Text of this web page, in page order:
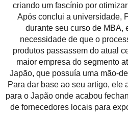
criando um fascínio por
Após conclui a universidade,
durante seu curso de MBA,
necessidade de que o
produtos passassem do atual
maior empresa do segmento
Japão, que possuía uma mão-
Para dar base ao seu artigo, ele
para o Japão onde acabou
de fornecedores locais para